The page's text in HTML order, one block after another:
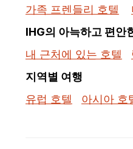
가족 프렌들리 호텔
IHG의 아늑하고 편안
내 근처에 있는 호텔
지역별 여행
유럽 호텔
아시아 호